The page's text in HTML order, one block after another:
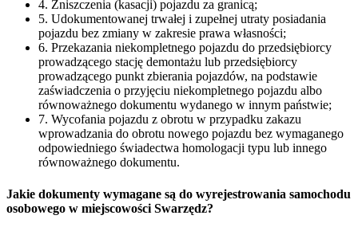
4. Zniszczenia (kasacji) pojazdu za granicą;
5. Udokumentowanej trwałej i zupełnej utraty posiadania
pojazdu bez zmiany w zakresie prawa własności;
6. Przekazania niekompletnego pojazdu do przedsiębiorcy
prowadzącego stację demontażu lub przedsiębiorcy
prowadzącego punkt zbierania pojazdów, na podstawie
zaświadczenia o przyjęciu niekompletnego pojazdu albo
równoważnego dokumentu wydanego w innym państwie;
7. Wycofania pojazdu z obrotu w przypadku zakazu
wprowadzania do obrotu nowego pojazdu bez wymaganego
odpowiedniego świadectwa homologacji typu lub innego
równoważnego dokumentu.
Jakie dokumenty wymagane są do wyrejestrowania samochodu
osobowego w miejscowości Swarzędz?